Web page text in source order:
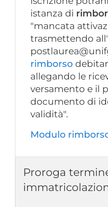
istanza di
"mancata
trasmettendo
rimborso
allegando le
versamento e il
documento di
validità".
Modulo
Proroga